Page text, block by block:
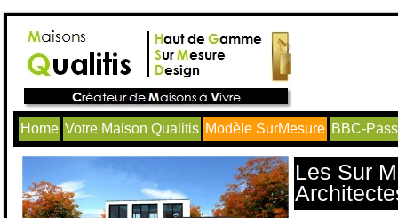
Home Votre Maison Qualitis Modèle SurMesure BBC-
Les Sur